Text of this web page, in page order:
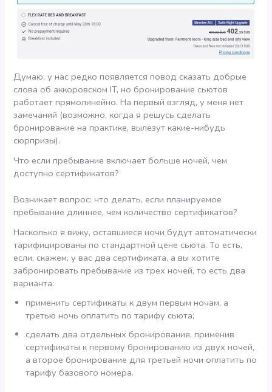
Думаю, у нас редко появляется повод сказать добрые
слова об аккоровском IT, но бронирование сьютов
работает прямолинейно. На первый взгляд, у меня нет
замечаний (возможно, когда я решусь сделать
бронирование на практике, вылезут какие-нибудь
сюрпризы).
Что если пребывание включает больше ночей, чем
доступно сертификатов?
Возникает вопрос: что делать, если планируемое
пребывание длиннее, чем количество сертификатов?
Насколько я вижу, оставшиеся ночи будут автоматически
тарифицированы по стандартной цене сьюта. То есть,
если, скажем, у вас два сертификата, а вы хотите
забронировать пребывание из трех ночей, то есть два
варианта:
применить сертификаты к двум первым ночам, а
третью ночь оплатить по тарифу сьюта;
сделать два отдельных бронирования, применив
сертификаты к первому бронированию из двух ночей,
а второе бронирование для третьей ночи оплатить по
тарифу базового номера.